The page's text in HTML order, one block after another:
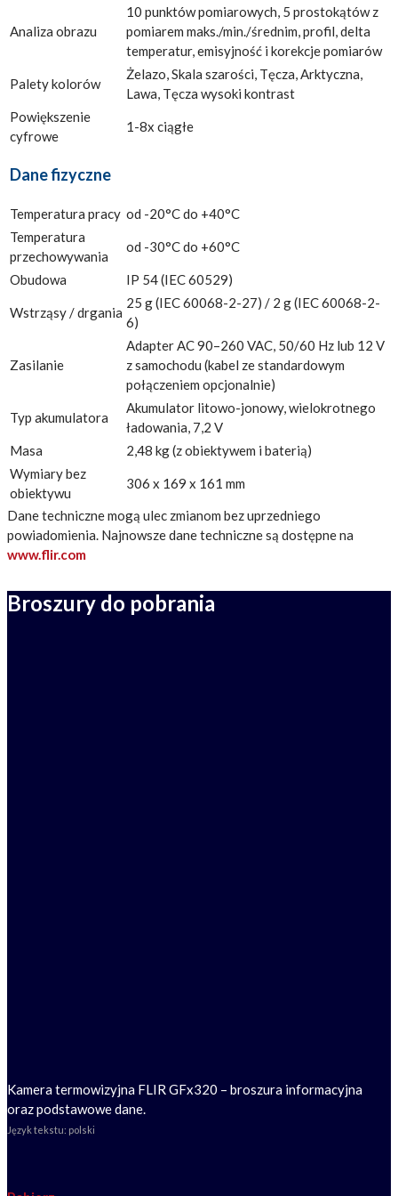
Analiza obrazu
10 punktów pomiarowych, 5 prostokątów z
pomiarem maks./min./średnim, profil, delta
temperatur, emisyjność i korekcje pomiarów
Palety kolorów
Żelazo, Skala szarości, Tęcza, Arktyczna,
Lawa, Tęcza wysoki kontrast
Powiększenie
cyfrowe
1-8x ciągłe
Dane fizyczne
Temperatura pracy od -20°C do +40°C
Temperatura
przechowywania
od -30°C do +60°C
Obudowa IP 54 (IEC 60529)
Wstrząsy / drgania
25 g (IEC 60068-2-27) / 2 g (IEC 60068-2-
6)
Zasilanie
Adapter AC 90–260 VAC, 50/60 Hz lub 12 V
z samochodu (kabel ze standardowym
połączeniem opcjonalnie)
Typ akumulatora
Akumulator litowo-jonowy, wielokrotnego
ładowania, 7,2 V
Masa
2,48 kg (z obiektywem i baterią)
Wymiary bez
obiektywu
306 x 169 x 161 mm
Dane techniczne mogą ulec zmianom bez uprzedniego
powiadomienia. Najnowsze dane techniczne są dostępne na
www.flir.com
Broszury do pobrania
Kamera termowizyjna FLIR GFx320 – broszura informacyjna
oraz podstawowe dane.
Język tekstu: polski